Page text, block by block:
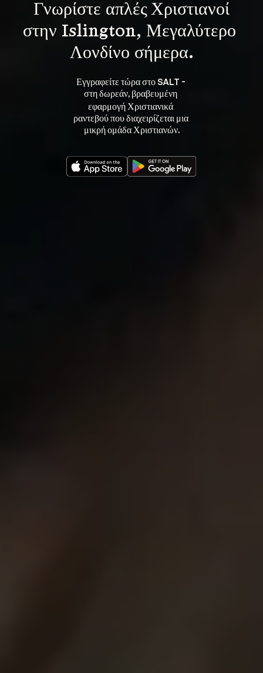
Γνωρίστε απλές Χριστιανοί
στην Islington, Μεγαλύτερο
Λονδίνο σήμερα.
Εγγραφείτε τώρα στο SALT -
στη δωρεάν, βραβευμένη
εφαρμογή Χριστιανικά
ραντεβού που διαχειρίζεται μια
μικρή ομάδα Χριστιανών.